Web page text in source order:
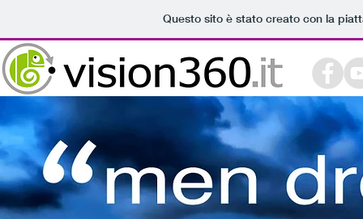
Questo sito è stato creato con la